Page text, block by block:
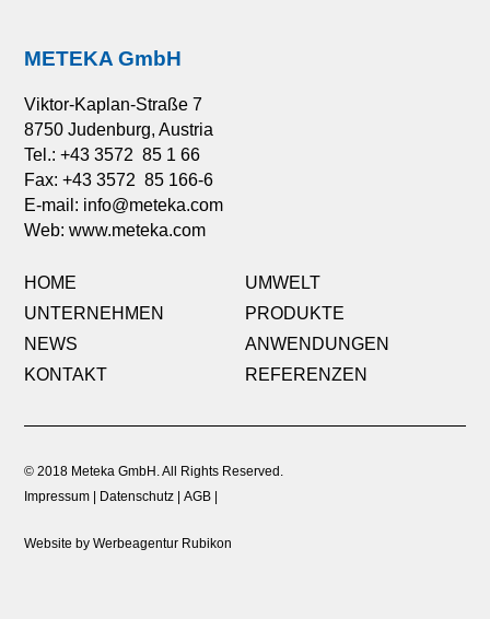
METEKA GmbH
Viktor-Kaplan-Straße 7
8750 Judenburg, Austria
Tel.: +43 3572 85 1 66
Fax: +43 3572 85 166-6
E-mail: info@meteka.com
Web: www.meteka.com
UMWELT
HOME
PRODUKTE
UNTERNEHMEN
ANWENDUNGEN
NEWS
REFERENZEN
KONTAKT
© 2018 Meteka GmbH. All Rights Reserved.
Impressum
Datenschutz AGB
Website by Werbeagentur Rubikon